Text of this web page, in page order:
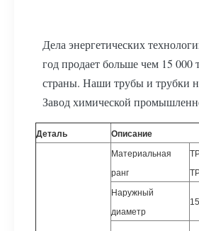
Дела энергетических
год продает больше чем 15
страны. Наши трубы и трубки
Завод химической
Деталь Описание
Материальная
ранг
Наружный
диаметр